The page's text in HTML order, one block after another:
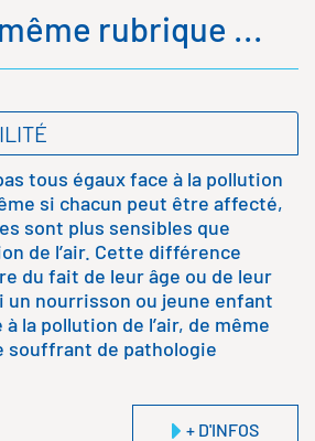
rubrique ...
tous égaux face à la pollution
si chacun peut être affecté,
sont plus sensibles que
de l’air. Cette différence
du fait de leur âge ou de leur
un nourrisson ou jeune enfant
la pollution de l’air, de même
souffrant de pathologie
+ D'INFOS